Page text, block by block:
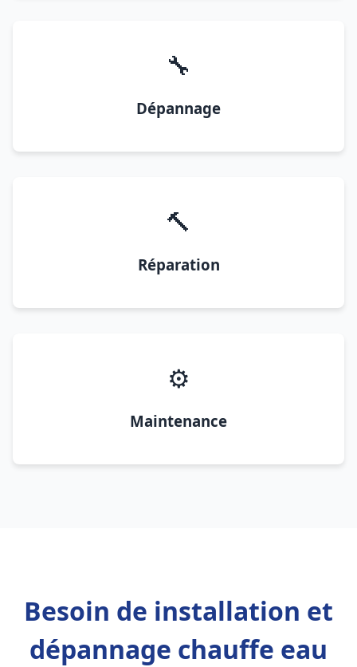
🔧
Dépannage
🔨
Réparation
⚙️
Maintenance
Besoin de installation et
dépannage chauffe eau